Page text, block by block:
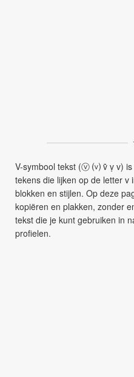
V-symbool tekst (ⓥ ⒱ ṽ ṿ v) is
tekens die lijken op de letter v
blokken en stijlen. Op deze
kopiëren en plakken, zonder
tekst die je kunt gebruiken in
profielen.